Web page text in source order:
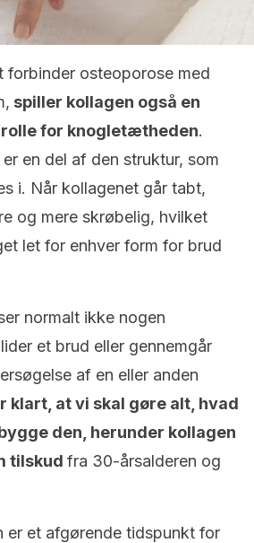
forbinder osteoporose med
spiller kollagen også en
for knogletætheden.
en del af den struktur, som
i. Når kollagenet går tabt,
og mere skrøbelig, hvilket
let for enhver form for brud
normalt ikke nogen
et brud eller gennemgår
af en eller anden
klart, at vi skal gøre alt, hvad
den, herunder kollagen
tilskud fra 30-årsalderen og
er et afgørende tidspunkt for